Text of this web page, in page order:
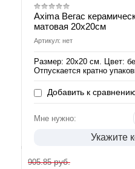
Axima Вегас
матовая 20х20см
Артикул: нет
Размер: 20х20 см. Цвет:
Отпускается кратно
Добавить к
Мне нужно:
Укажите
905.85руб.